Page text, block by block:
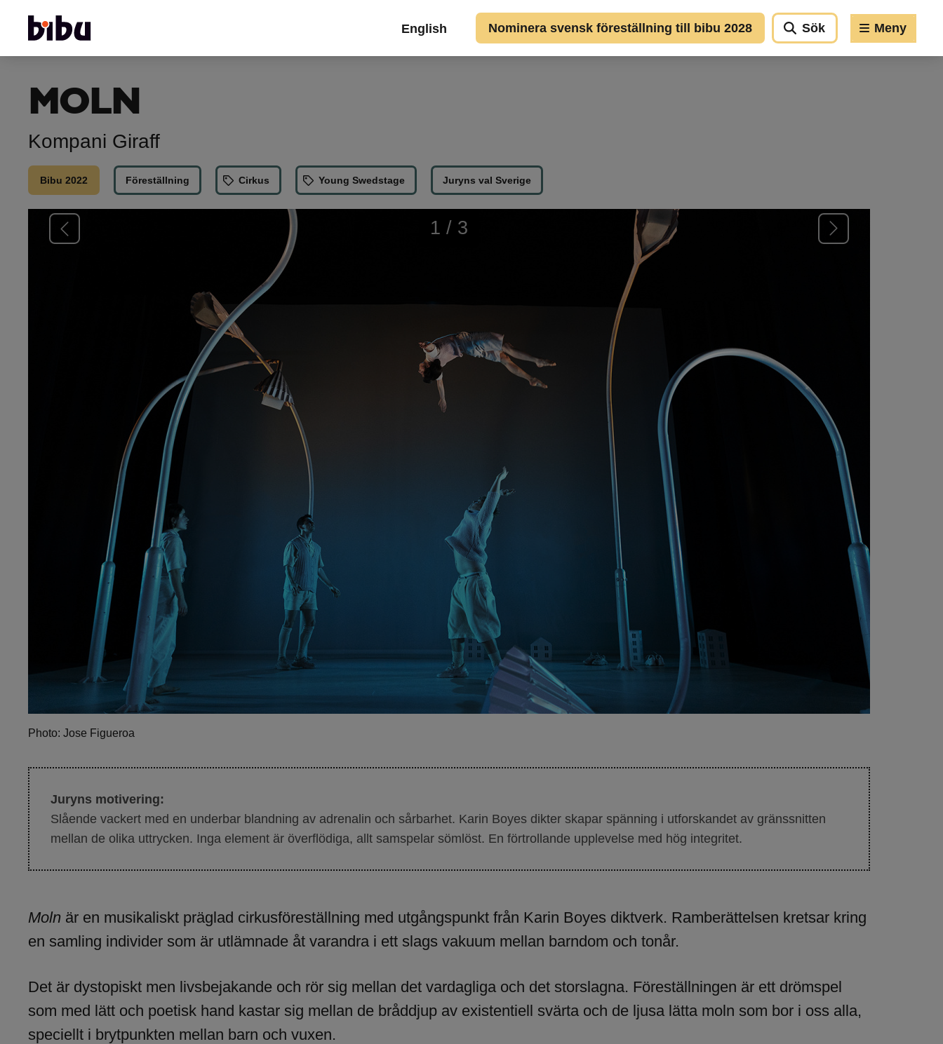
English
Top
button
Nominera svensk föreställning till bibu 2028 Sök Meny
MOLN
Kompani Giraff
Bibu 2022 Föreställning Cirkus Young Swedstage Juryns val Sverige
Photo: Jose Figueroa
1 / 3
Juryns motivering:
Slående vackert med en underbar blandning av adrenalin och sårbarhet. Karin Boyes dikter skapar spänning i utforskandet av gränssnitten
mellan de olika uttrycken. Inga element är överflödiga, allt samspelar sömlöst. En förtrollande upplevelse med hög integritet.
Moln är en musikaliskt präglad cirkusföreställning med utgångspunkt från Karin Boyes diktverk. Ramberättelsen kretsar kring
en samling individer som är utlämnade åt varandra i ett slags vakuum mellan barndom och tonår.
Det är dystopiskt men livsbejakande och rör sig mellan det vardagliga och det storslagna. Föreställningen är ett drömspel
som med lätt och poetisk hand kastar sig mellan de bråddjup av existentiell svärta och de ljusa lätta moln som bor i oss alla,
speciellt i brytpunkten mellan barn och vuxen.